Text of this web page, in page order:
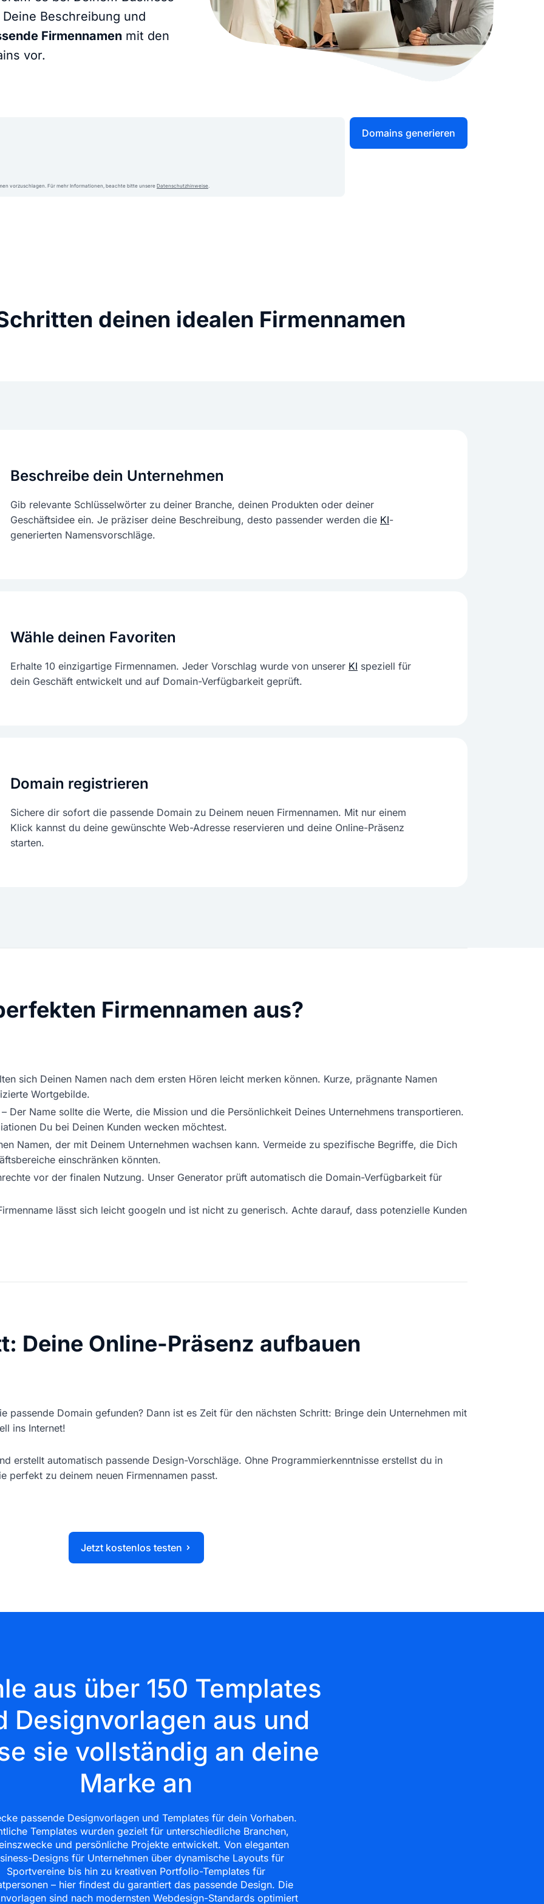
KI Domain Generator
Erstelle schnell gute Domains
Website erstellen lassen Sehr beliebt
Unser Website-Service erstellt Ihre Website
Social Media Marketing
Mehr Kunden über Instagram &
Online Complete
Beschreibung und
Firmennamen mit den
vor.
vorzuschlagen. Für mehr Informationen, beachte bitte unsere Datenschutzhinweise.
Domains generieren
deinen idealen Firmennamen
Beschreibe dein Unternehmen
Gib relevante Schlüsselwörter zu deiner Branche, deinen Produkten oder deiner
Geschäftsidee ein. Je präziser deine Beschreibung, desto passender werden die KI-
generierten Namensvorschläge.
Wähle deinen Favoriten
Erhalte 10 einzigartige Firmennamen. Jeder Vorschlag wurde von unserer KI speziell für
dein Geschäft entwickelt und auf Domain-Verfügbarkeit geprüft.
Domain registrieren
Sichere dir sofort die passende Domain zu Deinem neuen Firmennamen. Mit nur einem
Klick kannst du deine gewünschte Web-Adresse reservieren und deine Online-Präsenz
starten.
Firmennamen aus?
sich Deinen Namen nach dem ersten Hören leicht merken können. Kurze, prägnante Namen
Wortgebilde.
Der Name sollte die Werte, die Mission und die Persönlichkeit Deines Unternehmens transportieren.
Du bei Deinen Kunden wecken möchtest.
Namen, der mit Deinem Unternehmen wachsen kann. Vermeide zu spezifische Begriffe, die Dich
einschränken könnten.
vor der finalen Nutzung. Unser Generator prüft automatisch die Domain-Verfügbarkeit für
lässt sich leicht googeln und ist nicht zu generisch. Achte darauf, dass potenzielle Kunden
Deine Online-Präsenz aufbauen
passende Domain gefunden? Dann ist es Zeit für den nächsten Schritt: Bringe dein Unternehmen mit
ins Internet!
erstellt automatisch passende Design-Vorschläge. Ohne Programmierkenntnisse erstellst du in
perfekt zu deinem neuen Firmennamen passt.
Jetzt kostenlos testen
aus über 150 Templates
Designvorlagen aus und
sie vollständig an deine
Marke an
passende Designvorlagen und Templates für dein Vorhaben.
Templates wurden gezielt für unterschiedliche Branchen,
und persönliche Projekte entwickelt. Von eleganten
Designs für Unternehmen über dynamische Layouts für
Sportvereine bis hin zu kreativen Portfolio-Templates für
– hier findest du garantiert das passende Design. Die
sind nach modernsten Webdesign-Standards optimiert